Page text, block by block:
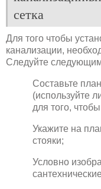
сетка
Для того чтобы
канализации,
Следуйте
Составьте
(используйте
для того,
Укажите на
стояки;
Условно